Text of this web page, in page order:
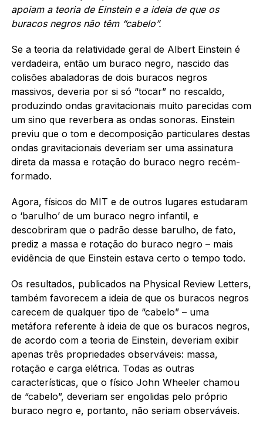
apoiam a teoria de Einstein e a ideia de que os
buracos negros não têm “cabelo”.
Se a teoria da relatividade geral de Albert Einstein é
verdadeira, então um buraco negro, nascido das
colisões abaladoras de dois buracos negros
massivos, deveria por si só “tocar” no rescaldo,
produzindo ondas gravitacionais muito parecidas com
um sino que reverbera as ondas sonoras. Einstein
previu que o tom e decomposição particulares destas
ondas gravitacionais deveriam ser uma assinatura
direta da massa e rotação do buraco negro recém-
formado.
Agora, físicos do MIT e de outros lugares estudaram
o ‘barulho’ de um buraco negro infantil, e
descobriram que o padrão desse barulho, de fato,
prediz a massa e rotação do buraco negro – mais
evidência de que Einstein estava certo o tempo todo.
Os resultados, publicados na Physical Review Letters,
também favorecem a ideia de que os buracos negros
carecem de qualquer tipo de “cabelo” – uma
metáfora referente à ideia de que os buracos negros,
de acordo com a teoria de Einstein, deveriam exibir
apenas três propriedades observáveis: massa,
rotação e carga elétrica. Todas as outras
características, que o físico John Wheeler chamou
de “cabelo”, deveriam ser engolidas pelo próprio
buraco negro e, portanto, não seriam observáveis.